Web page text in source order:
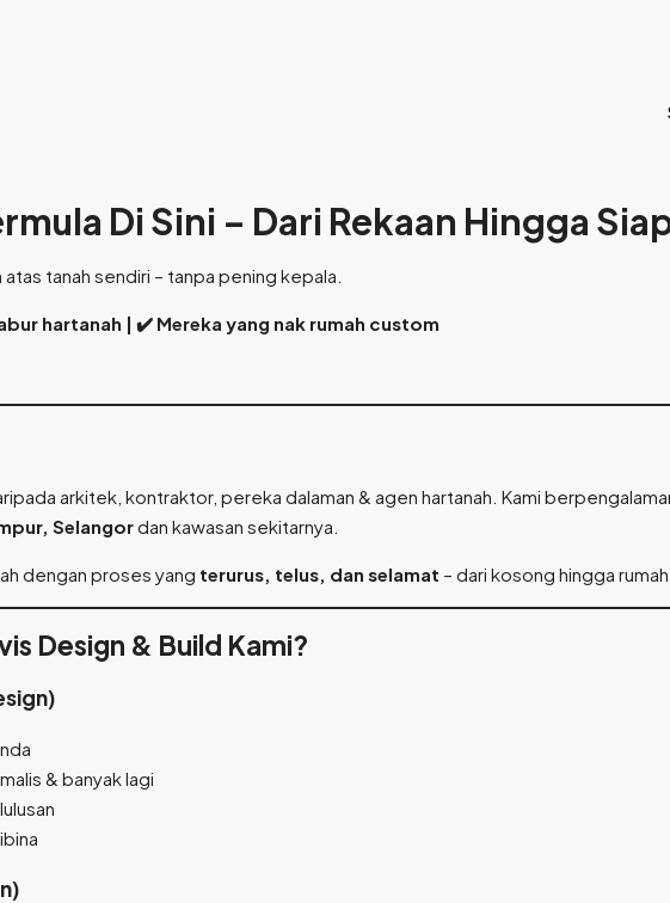
Di Sini – Dari Rekaan Hingga
tanah sendiri – tanpa pening kepala.
hartanah | ✔️ Mereka yang nak rumah custom
arkitek, kontraktor, pereka dalaman & agen hartanah. Kami
Selangordan kawasan sekitarnya.
dengan proses yang terurus, telus, dan selamat – dari kosong hingga
Design & Build Kami?
& banyak lagi